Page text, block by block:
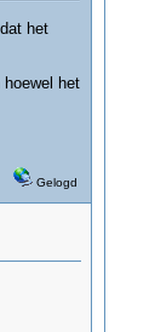
het
het
Gelogd